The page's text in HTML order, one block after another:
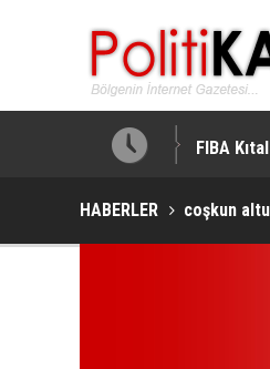
FIBA
HABERLER coşkun